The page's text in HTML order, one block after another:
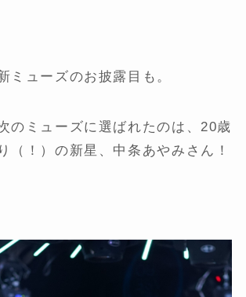
ミューズのお披露目も。
のミューズに選ばれたのは、20歳
（！）の新星、中条あやみさん！